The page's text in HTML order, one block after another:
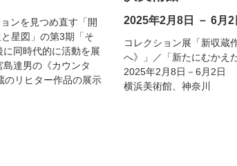
ンを見つめ直す「開
星図」の第3期「そ
同時代的に活動を展
達男の《カウンタ
のリヒター作品の展示
2025年2月8日 － 6月2
コレクション展「新収
へ》」／「新たにむかえ
2025年2月8日－6月2日
横浜美術館、神奈川